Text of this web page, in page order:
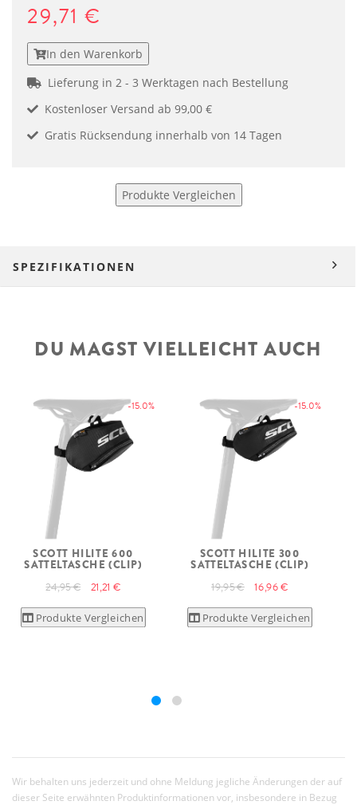
29,71 €
In den Warenkorb
Lieferung in 2 - 3 Werktagen nach Bestellung
Kostenloser Versand ab 99,00 €
Gratis Rücksendung innerhalb von 14 Tagen
Produkte Vergleichen
SPEZIFIKATIONEN
DU MAGST VIELLEICHT AUCH
-15.0%
SCOTT HILITE 600
SATTELTASCHE (CLIP)
24,95 € 21,21 €
Produkte Vergleichen
-15.0%
SCOTT HILITE 300
SATTELTASCHE (CLIP)
19,95 € 16,96 €
Produkte Vergleichen
Wir behalten uns jederzeit und ohne Meldung jegliche Änderungen der auf
dieser Seite erwähnten Produktinformationen vor, insbesondere in Bezug